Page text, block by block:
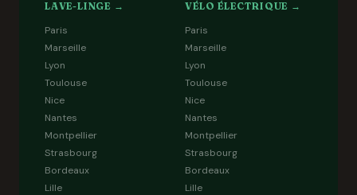
LAVE-LINGE →
Paris
Marseille
Lyon
Toulouse
Nice
Nantes
Montpellier
Strasbourg
Bordeaux
Lille
VÉLO ÉLECTRIQUE →
Paris
Marseille
Lyon
Toulouse
Nice
Nantes
Montpellier
Strasbourg
Bordeaux
Lille